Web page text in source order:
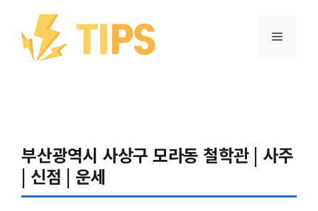
건너뛰기
메뉴
부산광역시 사상구 모라동 철학관 | 사주
| 신점 | 운세